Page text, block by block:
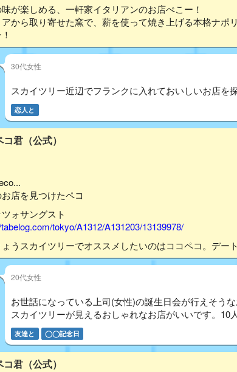
が楽しめる、一軒家イタリアンのお店ぺこー！
から取り寄せた窯で、薪を使って焼き上げる本格ナポ
30代女性
スカイツリー近辺でフランクに入れておいしいお店を
恋人と
君（公式）
店を見つけたペコ
ォサングスト
tokyo/A1312/A131203/13139978/
うスカイツリーでオススメしたいのはココペコ。デー
20代女性
お世話になっている上司(女性)の誕生日会が行えそう
スカイツリーが見えるおしゃれなお店がいいです。10
友達と ◯◯記念日
君（公式）